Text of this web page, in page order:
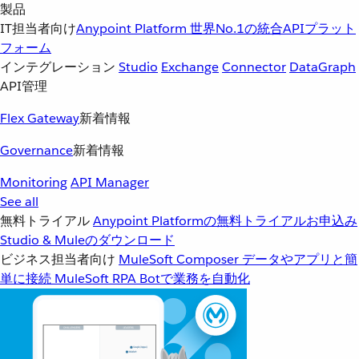
製品
IT担当者向けAnypoint Platform 世界No.1の統合APIプラット
フォーム
インテグレーション Studio ExchangeConnector DataGraph
API管理
Flex Gateway新着情報
Governance新着情報
MonitoringAPI Manager
See all
無料トライアルAnypoint Platformの無料トライアルお申込み
Studio & Muleのダウンロード
ビジネス担当者向け MuleSoft Composer データやアプリと簡
単に接続 MuleSoft RPA Botで業務を自動化